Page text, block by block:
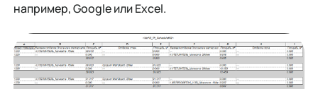
например, Google или Excel.